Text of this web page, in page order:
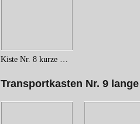
Kiste Nr. 8 kurze Vielfachkabel
Transportkasten Nr. 9